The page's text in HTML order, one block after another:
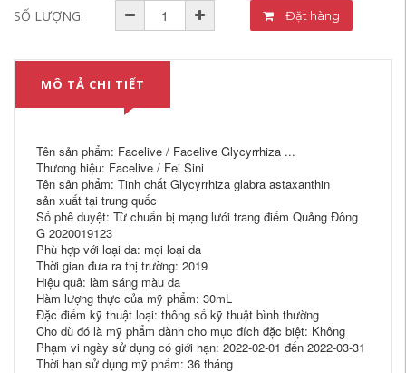
SỐ LƯỢNG: Đặt hàng
MÔ TẢ CHI TIẾT
Tên sản phẩm: Facelive / Facelive Glycyrrhiza ...
Thương hiệu: Facelive / Fei Sini
Tên sản phẩm: Tinh chất Glycyrrhiza glabra astaxanthin
sản xuất tại trung quốc
Số phê duyệt: Từ chuẩn bị mạng lưới trang điểm Quảng Đông
G 2020019123
Phù hợp với loại da: mọi loại da
Thời gian đưa ra thị trường: 2019
Hiệu quả: làm sáng màu da
Hàm lượng thực của mỹ phẩm: 30mL
Đặc điểm kỹ thuật loại: thông số kỹ thuật bình thường
Cho dù đó là mỹ phẩm dành cho mục đích đặc biệt: Không
Phạm vi ngày sử dụng có giới hạn: 2022-02-01 đến 2022-03-31
Thời hạn sử dụng mỹ phẩm: 36 tháng